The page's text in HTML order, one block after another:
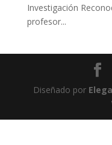
Investigación
profesor...
Diseñado por